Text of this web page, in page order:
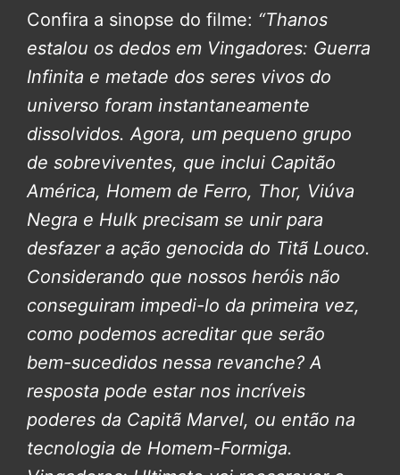
Confira a sinopse do filme: “Thanos
estalou os dedos em Vingadores: Guerra
Infinita e metade dos seres vivos do
universo foram instantaneamente
dissolvidos. Agora, um pequeno grupo
de sobreviventes, que inclui Capitão
América, Homem de Ferro, Thor, Viúva
Negra e Hulk precisam se unir para
desfazer a ação genocida do Titã Louco.
Considerando que nossos heróis não
conseguiram impedi-lo da primeira vez,
como podemos acreditar que serão
bem-sucedidos nessa revanche? A
resposta pode estar nos incríveis
poderes da Capitã Marvel, ou então na
tecnologia de Homem-Formiga.